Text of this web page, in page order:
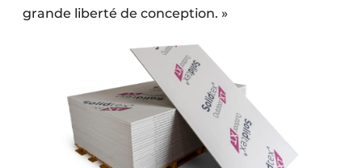
grande liberté de conception. »